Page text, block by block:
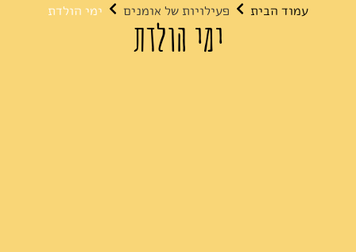
עמוד הבית פעילויות של אומנים ימי הולדת
ימי הולדת